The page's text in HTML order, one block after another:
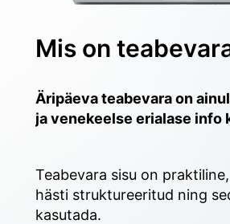
Mis on
Äripäeva teabevara on
ja venekeelse erialase info
Teabevara sisu on
hästi struktureeritud ning
kasutada.